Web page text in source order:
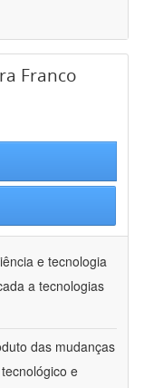
Franco
e tecnologia
a tecnologias
das mudanças
e